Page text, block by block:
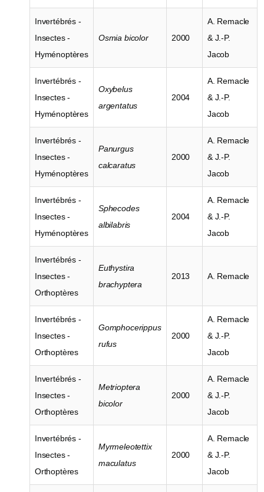
Invertébrés -
Insectes -
Hyménoptères
Osmia bicolor 2000
A. Remacle
& J.-P.
Jacob
Invertébrés -
Insectes -
Hyménoptères
Oxybelus
argentatus
2004
A. Remacle
& J.-P.
Jacob
Invertébrés -
Insectes -
Hyménoptères
Panurgus
calcaratus
2000
A. Remacle
& J.-P.
Jacob
Invertébrés -
Insectes -
Hyménoptères
Sphecodes
albilabris
2004
A. Remacle
& J.-P.
Jacob
Invertébrés -
Insectes -
Orthoptères
Euthystira
brachyptera
2013 A. Remacle
Invertébrés -
Insectes -
Orthoptères
Gomphocerippus
rufus
2000
A. Remacle
& J.-P.
Jacob
Invertébrés -
Insectes -
Orthoptères
Metrioptera
bicolor
2000
A. Remacle
& J.-P.
Jacob
Invertébrés -
Insectes -
Orthoptères
Myrmeleotettix
maculatus
2000
A. Remacle
& J.-P.
Jacob